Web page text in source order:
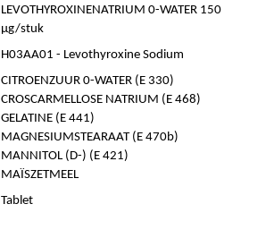
LEVOTHYROXINENATRIUM 0-WATER 150
µg/stuk
H03AA01 - Levothyroxine Sodium
CITROENZUUR 0-WATER (E 330)
CROSCARMELLOSE NATRIUM (E 468)
GELATINE (E 441)
MAGNESIUMSTEARAAT (E 470b)
MANNITOL (D-) (E 421)
MAÏSZETMEEL
Tablet